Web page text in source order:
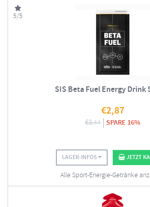
5/5
SIS Beta Fuel Energy Drink
€2,87
€3,44 SPARE 16%
LAGER-INFOS JETZT
Alle Sport-Energie-Getränke